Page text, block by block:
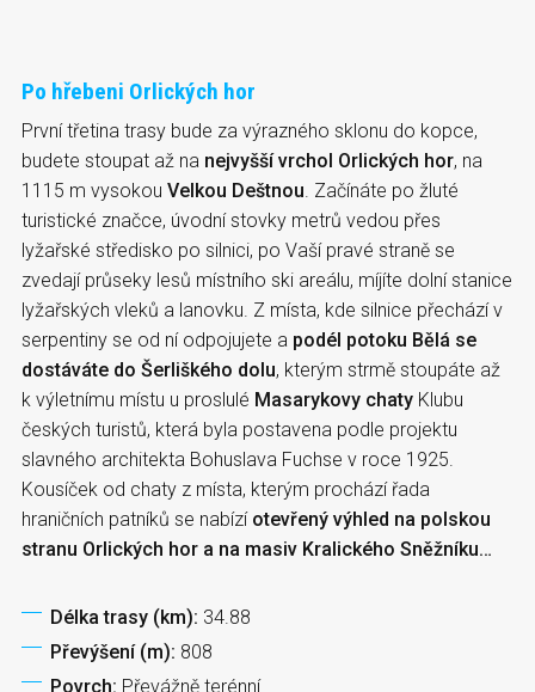
Po hřebeni Orlických hor
První třetina trasy bude za výrazného sklonu do kopce,
budete stoupat až na nejvyšší vrchol Orlických hor, na
1115 m vysokou Velkou Deštnou . Začínáte po žluté
turistické značce, úvodní stovky metrů vedou přes
lyžařské středisko po silnici, po Vaší pravé straně se
zvedají průseky lesů místního ski areálu, míjíte dolní stanice
lyžařských vleků a lanovku. Z místa, kde silnice přechází v
serpentiny se od ní odpojujete a podél potoku Bělá se
dostáváte do Šerliškého dolu, kterým strmě stoupáte až
k výletnímu místu u proslulé Masarykovy chaty Klubu
českých turistů, která byla postavena podle projektu
slavného architekta Bohuslava Fuchse v roce 1925.
Kousíček od chaty z místa, kterým prochází řada
hraničních patníků se nabízí otevřený výhled na polskou
stranu Orlických hor a na masiv Kralického Sněžníku…
Délka trasy (km): 34.88
Převýšení (m): 808
Povrch: Převážně terénní